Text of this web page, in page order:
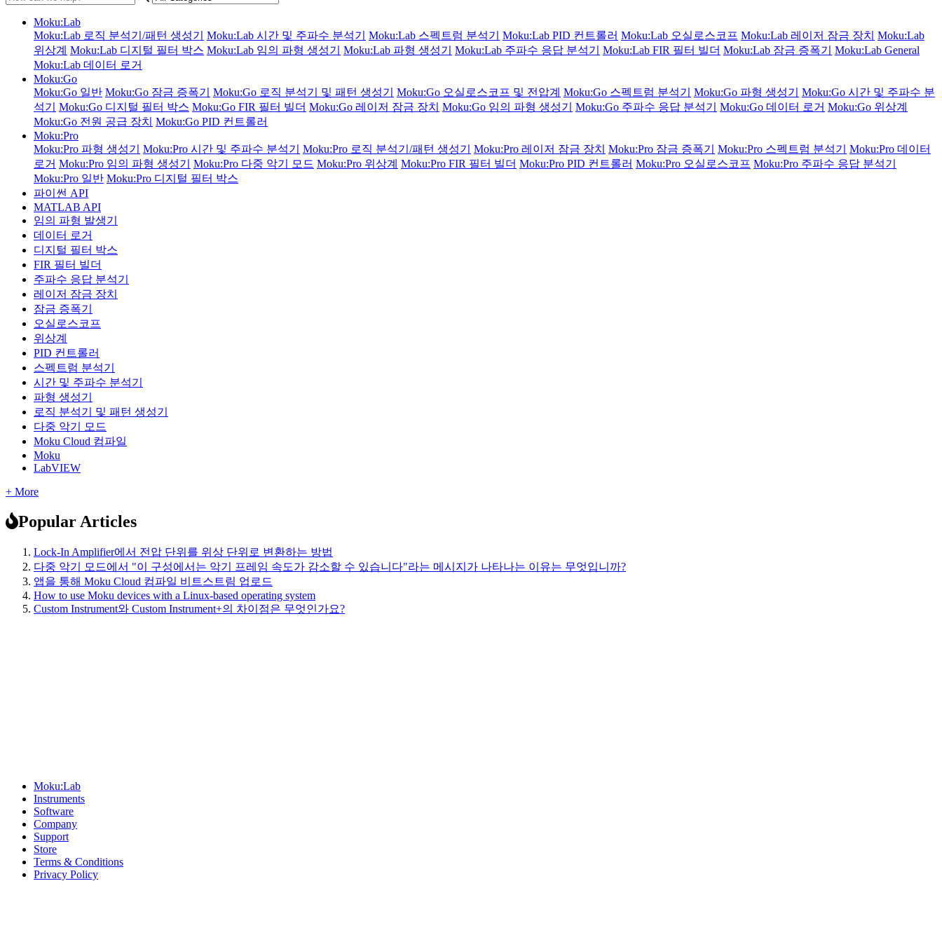
Moku:Lab
Moku:Lab 로직 분석기/패턴 생성기
Moku:Lab 시간 및 주파수 분석기 Moku:Lab 스펙트럼 분석기 Moku:Lab PID 컨트롤러 Moku:Lab 오실로스코프 Moku:Lab 레이저 잠금 장치 Moku:Lab
위상계 Moku:Lab 디지털 필터 박스 Moku:Lab 임의 파형 생성기 Moku:Lab 파형 생성기 Moku:Lab 주파수 응답 분석기 Moku:Lab FIR 필터 빌더 Moku:Lab 잠금 증폭기
Moku:Lab General
Moku:Lab 데이터 로거
Moku:Go
Moku:Go 일반 Moku:Go 잠금 증폭기 Moku:Go 로직 분석기 및 패턴 생성기 Moku:Go 오실로스코프 및 전압계 Moku:Go 스펙트럼 분석기 Moku:Go 파형 생성기
Moku:Go 시간 및 주파수 분
석기
Moku:Go 디지털 필터 박스 Moku:Go FIR 필터 빌더 Moku:Go 레이저 잠금 장치 Moku:Go 임의 파형 생성기 Moku:Go 주파수 응답 분석기 Moku:Go 데이터 로거 Moku:Go 위상계
Moku:Go 전원 공급 장치 Moku:Go PID 컨트롤러
Moku:Pro
Moku:Pro 파형 생성기
Moku:Pro 시간 및 주파수 분석기 Moku:Pro 로직 분석기/패턴 생성기 Moku:Pro 레이저 잠금 장치 Moku:Pro 잠금 증폭기 Moku:Pro 스펙트럼 분석기
Moku:Pro 데이터
로거 Moku:Pro 임의 파형 생성기 Moku:Pro 다중 악기 모드 Moku:Pro 위상계 Moku:Pro FIR 필터 빌더 Moku:Pro PID 컨트롤러 Moku:Pro 오실로스코프 Moku:Pro 주파수 응답 분석기
Moku:Pro 일반 Moku:Pro 디지털 필터 박스
파이썬 API
MATLAB API
임의 파형 발생기
데이터 로거
디지털 필터 박스
FIR 필터 빌더
주파수 응답 분석기
레이저 잠금 장치
잠금 증폭기
오실로스코프
위상계
PID 컨트롤러
스펙트럼 분석기
시간 및 주파수 분석기
파형 생성기
로직 분석기 및 패턴 생성기
다중 악기 모드
Moku Cloud 컴파일
Moku
LabVIEW
+ More
Popular Articles
Lock-In Amplifier에서 전압 단위를 위상 단위로 변환하는 방법
다중 악기 모드에서 "이 구성에서는 악기 프레임 속도가 감소할 수 있습니다"라는 메시지가 나타나는 이유는 무엇입니까?
앱을 통해 Moku Cloud 컴파일 비트스트림 업로드
How to use Moku devices with a Linux-based operating system
Custom Instrument와 Custom Instrument+의 차이점은 무엇인가요?
Moku:Lab
Instruments
Software
Company
Support
Store
Terms & Conditions
Privacy Policy